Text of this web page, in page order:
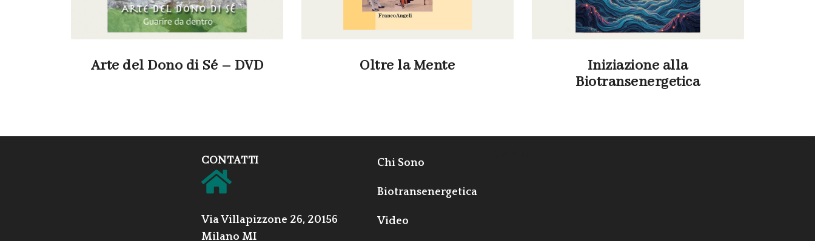
Arte del Dono di Sé – DVD Oltre la Mente
Iniziazione alla
Biotransenergetica
CONTATTI
Via Villapizzone 26, 20156
Milano MI
Chi Sono
Biotransenergetica
Video